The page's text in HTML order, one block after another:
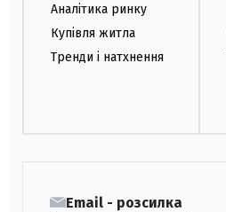
Аналітика ринку
Купівля житла
Тренди і натхнення
Email - розсилка